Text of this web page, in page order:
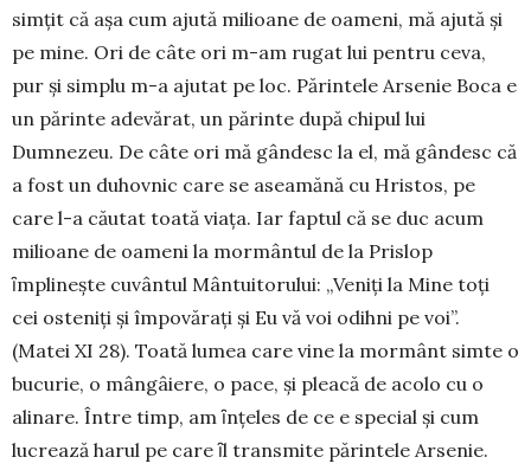
simţit că aşa cum ajută milioane de oameni, mă ajută şi
pe mine. Ori de câte ori m-am rugat lui pen­tru ceva,
pur şi simplu m-a ajutat pe loc. Părintele Arsenie Boca e
un părinte adevărat, un părinte după chipul lui
Dumnezeu. De câte ori mă gândesc la el, mă gândesc că
a fost un duhovnic care se aseamănă cu Hristos, pe
care l-a căutat toată viața. Iar faptul că se duc acum
milioane de oameni la mormântul de la Prislop
ȋmplineşte cuvântul Mântuitorului: „Veniţi la Mine toţi
cei osteniţi şi împovăraţi şi Eu vă voi odihni pe voi”.
(Matei XI 28). Toată lumea care vine la mormânt simte o
bucurie, o mângâiere, o pace, și pleacă de acolo cu o
alinare. Între timp, am ȋnţeles de ce e special și cum
lucrează harul pe care ȋl transmite părintele Arse­nie.